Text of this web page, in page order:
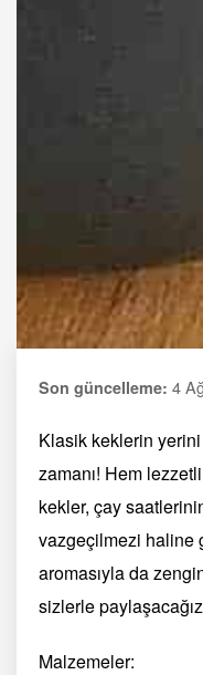
Son güncelleme: 4
Klasik keklerin yerini
zamanı! Hem
kekler, çay
vazgeçilmezi haline
aromasıyla da
sizlerle
Malzemeler: